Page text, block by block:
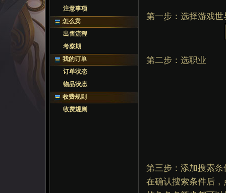
注意事项
怎么卖
出售流程
考察期
我的订单
订单状态
物品状态
收费规则
收费规则
第一步：选择游戏世
第二步：选职业
第三步：添加搜索条
在确认搜索条件后